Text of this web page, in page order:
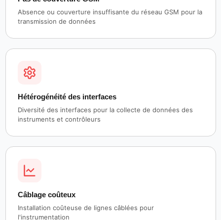
Absence ou couverture insuffisante du réseau GSM pour la
transmission de données
Hétérogénéité des interfaces
Diversité des interfaces pour la collecte de données des
instruments et contrôleurs
Câblage coûteux
Installation coûteuse de lignes câblées pour
l'instrumentation